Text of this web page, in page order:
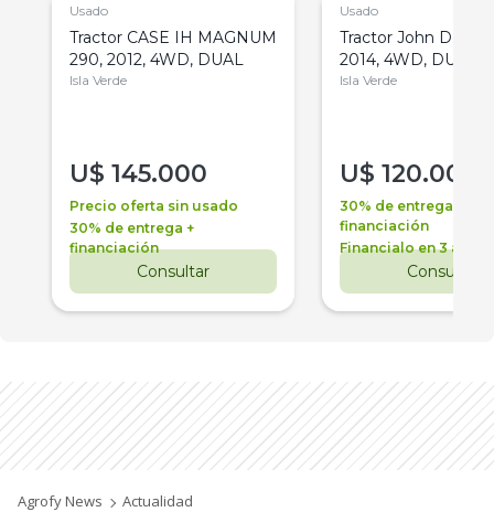
Usado
Tractor CASE IH MAGNUM
290, 2012, 4WD, DUAL
Isla Verde
U$ 145.000
Precio oferta sin usado
30% de entrega +
financiación
Consultar
Usado
Tractor John Deere
2014, 4WD, DUAL
Isla Verde
U$ 120.000
30% de entrega +
financiación
Financialo en 3 años
Consultar
Agrofy News Actualidad